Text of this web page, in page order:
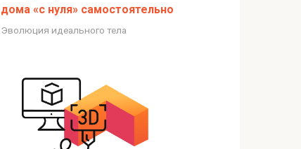
дома «с нуля» самостоятельно
Эволюция идеального тела